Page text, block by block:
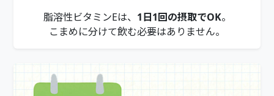
脂溶性ビタミンEは、 1日1回の摂取でOK。
こまめに分けて飲む必要はありません。